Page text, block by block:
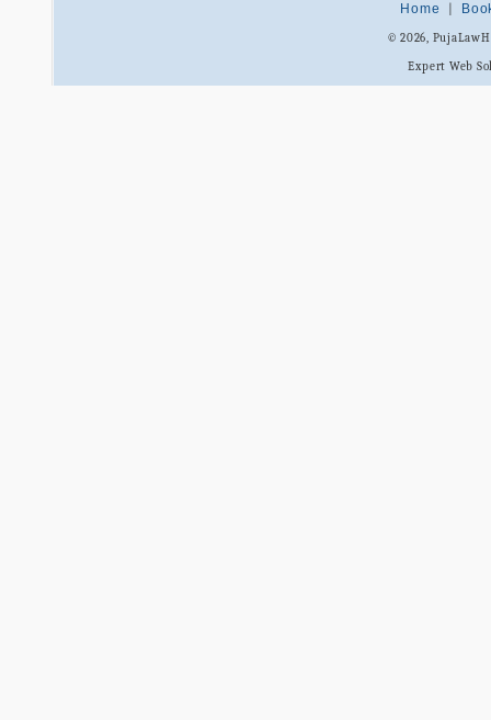
Home
© 2026,
Expert Web